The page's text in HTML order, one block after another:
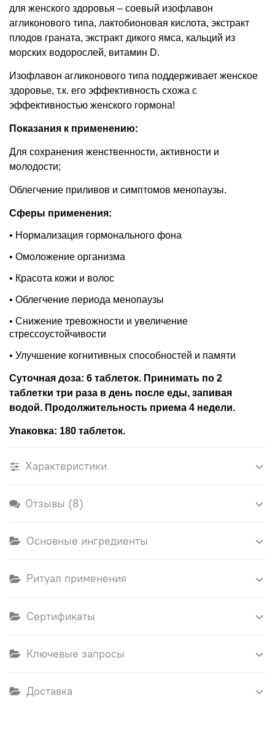
для женского здоровья – соевый изофлавон
агликонового типа, лактобионовая кислота, экстракт
плодов граната, экстракт дикого ямса, кальций из
морских водорослей, витамин D.
Изофлавон агликонового типа поддерживает женское
здоровье, т.к. его эффективность схожа с
эффективностью женского гормона!
Показания к применению:
Для сохранения женственности, активности и
молодости;
Облегчение приливов и симптомов менопаузы.
Сферы применения:
• Нормализация гормонального фона
• Омоложение организма
• Красота кожи и волос
• Облегчение периода менопаузы
• Снижение тревожности и увеличение
стрессоустойчивости
• Улучшение когнитивных способностей и памяти
Суточная доза: 6 таблеток. Принимать по 2
таблетки три раза в день после еды, запивая
водой. Продолжительность приема 4 недели.
Упаковка: 180 таблеток.
Характеристики
Отзывы (8)
Основные ингредиенты
Ритуал применения
Сертификаты
Ключевые запросы
Доставка